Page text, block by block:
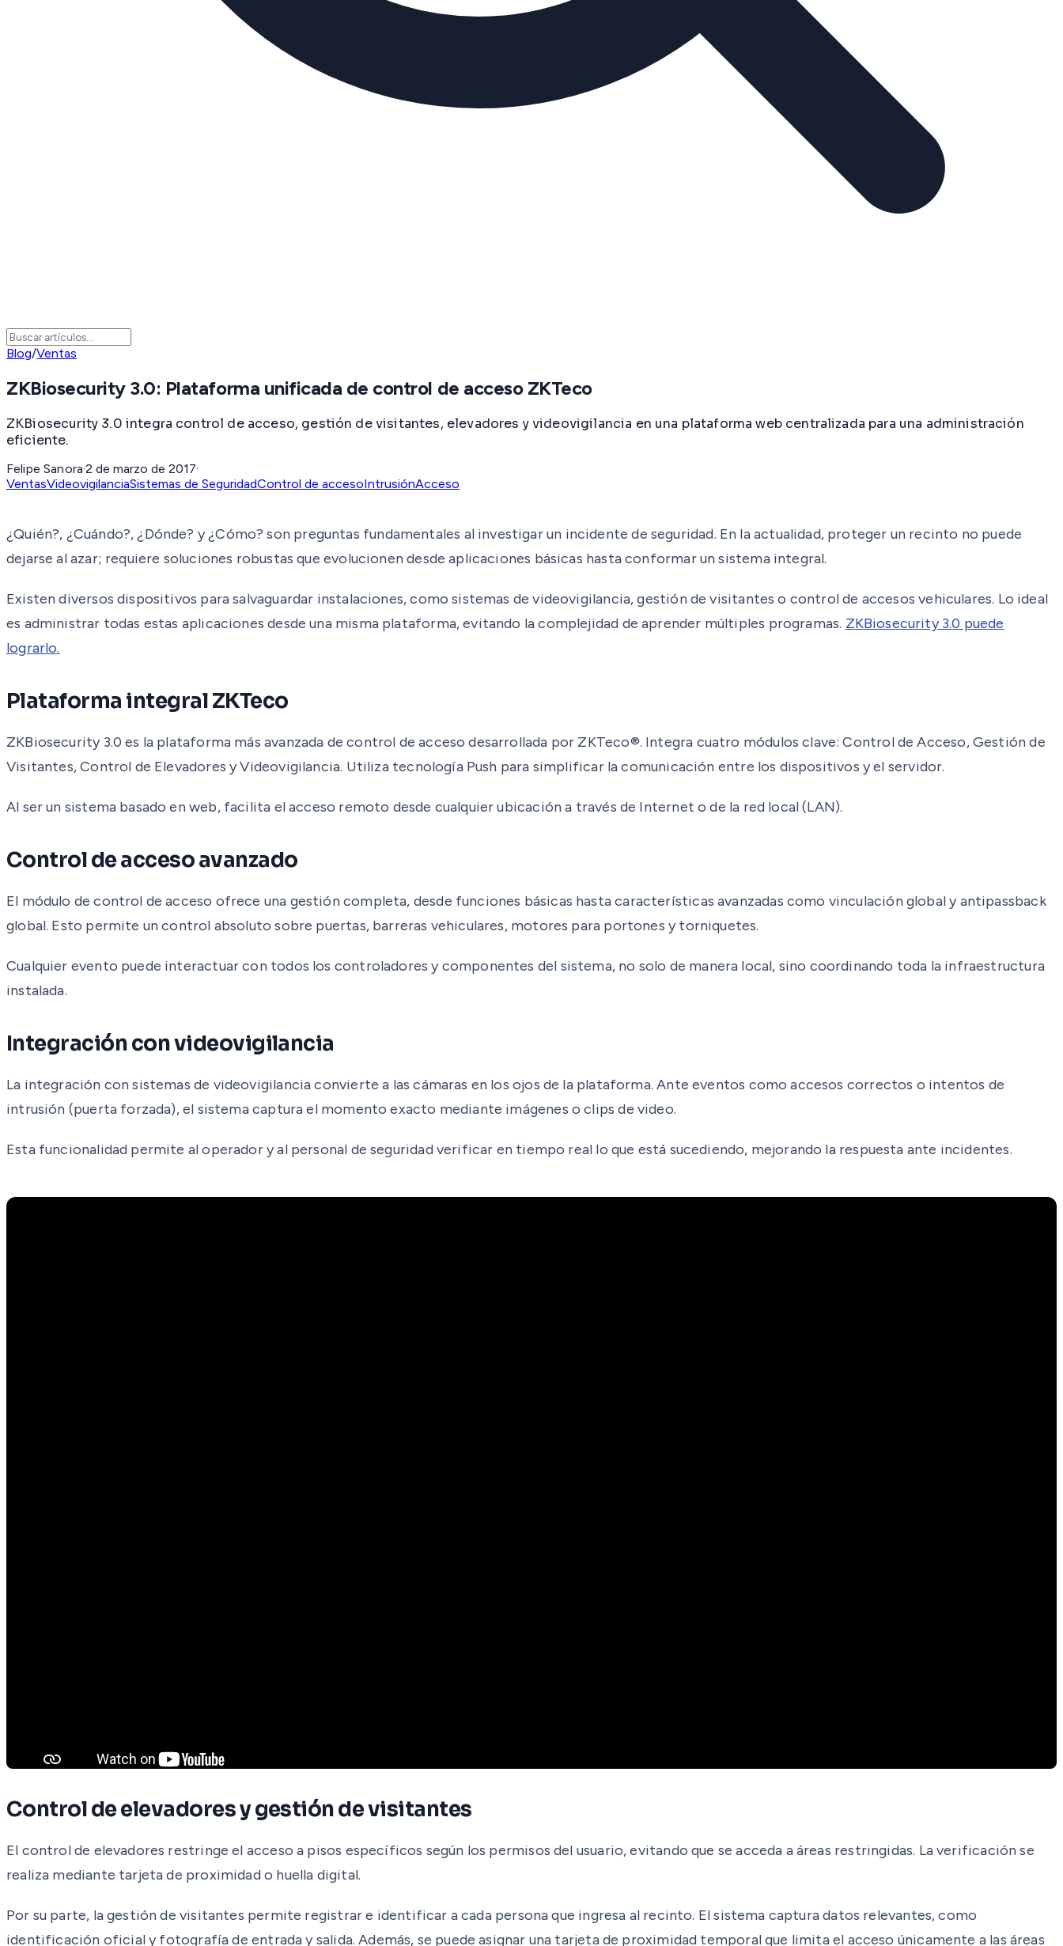
Blog/Ventas
ZKBiosecurity 3.0: Plataforma unificada de control de acceso ZKTeco
ZKBiosecurity 3.0 integra control de acceso, gestión de visitantes, elevadores y videovigilancia en una plataforma web centralizada para una administración
eficiente.
Felipe Sanora·2 de marzo de 2017·
VentasVideovigilanciaSistemas de SeguridadControl de accesoIntrusiónAcceso
¿Quién?, ¿Cuándo?, ¿Dónde? y ¿Cómo? son preguntas fundamentales al investigar un incidente de seguridad. En la actualidad, proteger un recinto no puede
dejarse al azar; requiere soluciones robustas que evolucionen desde aplicaciones básicas hasta conformar un sistema integral.
Existen diversos dispositivos para salvaguardar instalaciones, como sistemas de videovigilancia, gestión de visitantes o control de accesos vehiculares. Lo ideal
es administrar todas estas aplicaciones desde una misma plataforma, evitando la complejidad de aprender múltiples programas. ZKBiosecurity 3.0 puede
lograrlo.
Plataforma integral ZKTeco
ZKBiosecurity 3.0 es la plataforma más avanzada de control de acceso desarrollada por ZKTeco®. Integra cuatro módulos clave: Control de Acceso, Gestión de
Visitantes, Control de Elevadores y Videovigilancia. Utiliza tecnología Push para simplificar la comunicación entre los dispositivos y el servidor.
Al ser un sistema basado en web, facilita el acceso remoto desde cualquier ubicación a través de Internet o de la red local (LAN).
Control de acceso avanzado
El módulo de control de acceso ofrece una gestión completa, desde funciones básicas hasta características avanzadas como vinculación global y antipassback
global. Esto permite un control absoluto sobre puertas, barreras vehiculares, motores para portones y torniquetes.
Cualquier evento puede interactuar con todos los controladores y componentes del sistema, no solo de manera local, sino coordinando toda la infraestructura
instalada.
Integración con videovigilancia
La integración con sistemas de videovigilancia convierte a las cámaras en los ojos de la plataforma. Ante eventos como accesos correctos o intentos de
intrusión (puerta forzada), el sistema captura el momento exacto mediante imágenes o clips de video.
Esta funcionalidad permite al operador y al personal de seguridad verificar en tiempo real lo que está sucediendo, mejorando la respuesta ante incidentes.
Control de elevadores y gestión de visitantes
El control de elevadores restringe el acceso a pisos específicos según los permisos del usuario, evitando que se acceda a áreas restringidas. La verificación se
realiza mediante tarjeta de proximidad o huella digital.
Por su parte, la gestión de visitantes permite registrar e identificar a cada persona que ingresa al recinto. El sistema captura datos relevantes, como
identificación oficial y fotografía de entrada y salida. Además, se puede asignar una tarjeta de proximidad temporal que limita el acceso únicamente a las áreas